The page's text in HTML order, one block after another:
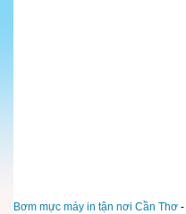
Bơm mực máy in tận nơi Cần Thơ -